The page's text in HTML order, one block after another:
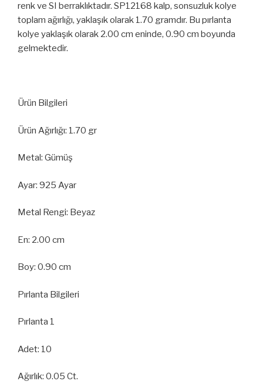
renk ve SI berraklıktadır. SP12168 kalp, sonsuzluk kolye
toplam ağırlığı, yaklaşık olarak 1.70 gramdır. Bu pırlanta
kolye yaklaşık olarak 2.00 cm eninde, 0.90 cm boyunda
gelmektedir.
Ürün Bilgileri
Ürün Ağırlığı: 1.70 gr
Metal: Gümüş
Ayar: 925 Ayar
Metal Rengi: Beyaz
En: 2.00 cm
Boy: 0.90 cm
Pırlanta Bilgileri
Pırlanta 1
Adet: 10
Ağırlık: 0.05 Ct.